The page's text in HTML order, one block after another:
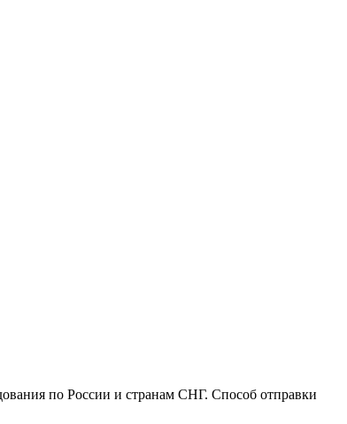
по России и странам СНГ. Способ отправки